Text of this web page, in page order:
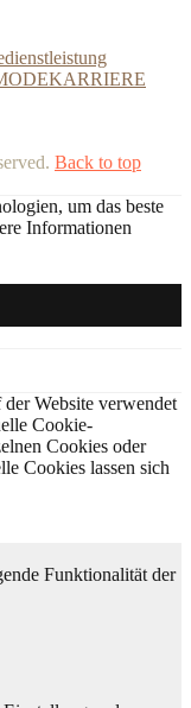
Back to top
um das beste
Informationen
Website verwendet
Cookie-
Cookies oder
Cookies lassen sich
Funktionalität der